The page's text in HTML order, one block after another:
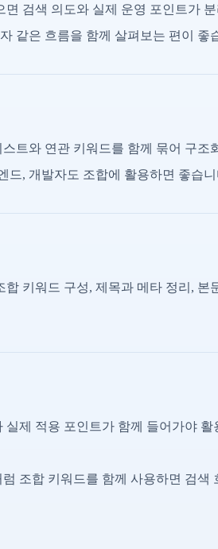
검색 의도와 실제 운영 포인트가
같은 흐름을 함께 살펴보는 편이 좋
트와 연관 키워드를 함께 묶어 구조
드, 개발자도 조합에 활용하면 좋습
키워드 구성, 제목과 메타 정리, 본
제 적용 포인트가 함께 들어가야 활
조합 키워드를 함께 사용하면 검색